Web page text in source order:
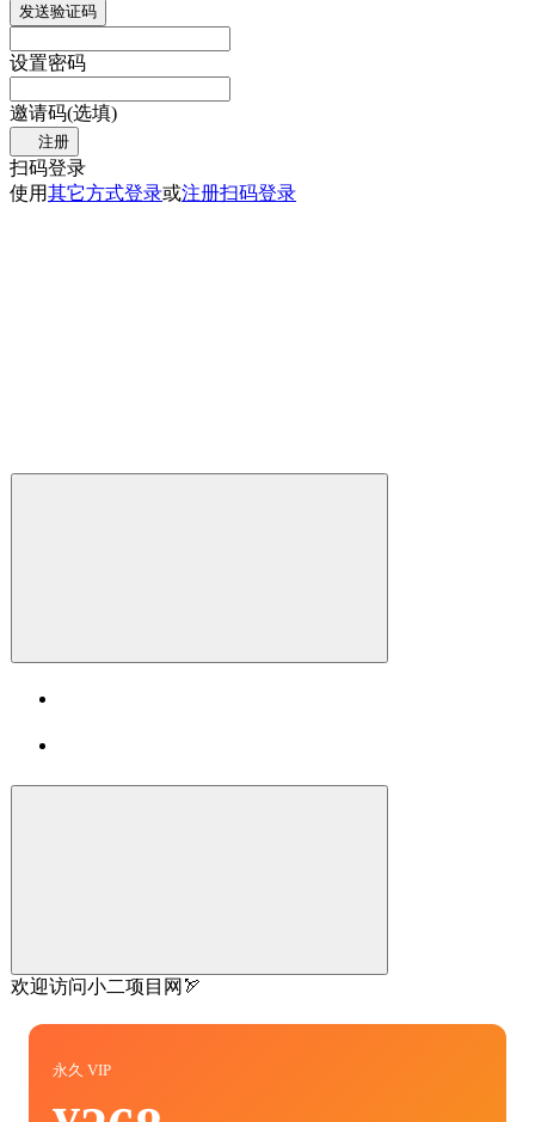
发送验证码
设置密码
邀请码(选填)
注册
扫码登录
使用其它方式登录或注册扫码登录
欢迎访问小二项目网🏹
永久 VIP